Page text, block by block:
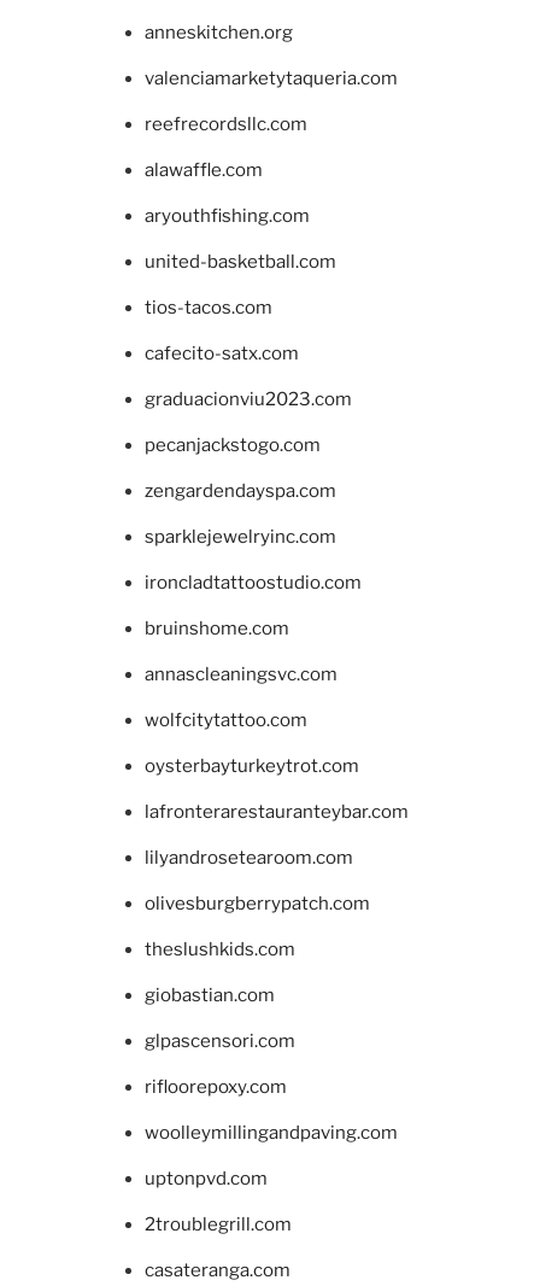
anneskitchen.org
valenciamarketytaqueria.com
reefrecordsllc.com
alawaffle.com
aryouthfishing.com
united-basketball.com
tios-tacos.com
cafecito-satx.com
graduacionviu2023.com
pecanjackstogo.com
zengardendayspa.com
sparklejewelryinc.com
ironcladtattoostudio.com
bruinshome.com
annascleaningsvc.com
wolfcitytattoo.com
oysterbayturkeytrot.com
lafronterarestauranteybar.com
lilyandrosetearoom.com
olivesburgberrypatch.com
theslushkids.com
giobastian.com
glpascensori.com
rifloorepoxy.com
woolleymillingandpaving.com
uptonpvd.com
2troublegrill.com
casateranga.com